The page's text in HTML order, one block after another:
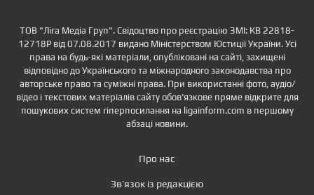
ТОВ "Ліга Медіа Груп". Свідоцтво про реєстрацію ЗМІ: КВ 22818-
12718Р від 07.08.2017 видано Міністерством Юстиції України. Усі
права на будь-які матеріали, опубліковані на сайті, захищені
відповідно до Українського та міжнародного законодавства про
авторське право та суміжні права. При використанні фото, аудіо/
відео і текстових матеріалів сайту обов'язкове пряме відкрите для
пошукових систем гіперпосилання на ligainform.com в першому
абзаці новини.
Про нас
Зв’язок із редакцією